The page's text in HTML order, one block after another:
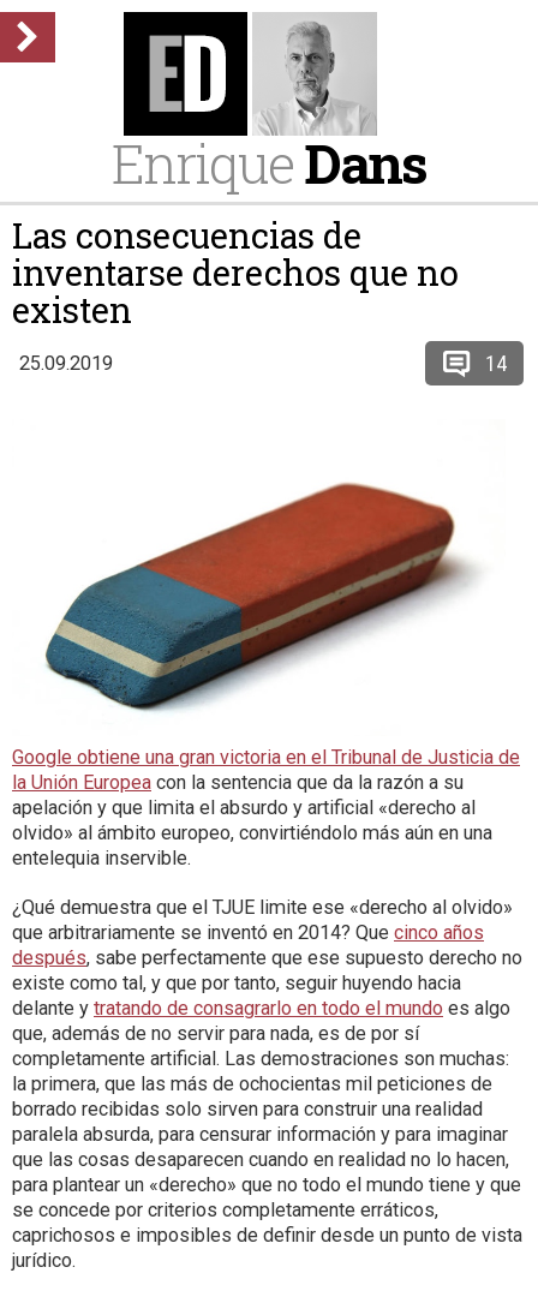
EnriqueDans
Las consecuencias de
inventarse derechos que no
existen
25.09.2019 14
Google obtiene una gran victoria en el Tribunal de Justicia de
la Unión Europea con la sentencia que da la razón a su
apelación y que limita el absurdo y artificial «derecho al
olvido» al ámbito europeo, convirtiéndolo más aún en una
entelequia inservible.
¿Qué demuestra que el TJUE limite ese «derecho al olvido»
que arbitrariamente se inventó en 2014? Que cinco años
después, sabe perfectamente que ese supuesto derecho no
existe como tal, y que por tanto, seguir huyendo hacia
delante y tratando de consagrarlo en todo el mundo es algo
que, además de no servir para nada, es de por sí
completamente artificial. Las demostraciones son muchas:
la primera, que las más de ochocientas mil peticiones de
borrado recibidas solo sirven para construir una realidad
paralela absurda, para censurar información y para imaginar
que las cosas desaparecen cuando en realidad no lo hacen,
para plantear un «derecho» que no todo el mundo tiene y que
se concede por criterios completamente erráticos,
caprichosos e imposibles de definir desde un punto de vista
jurídico.